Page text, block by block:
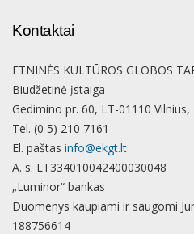
Kontaktai
ETNINĖS KULTŪROS GLOBOS
Biudžetinė įstaiga
Gedimino pr. 60, LT-01110 Vilnius,
Tel. (0 5) 210 7161
El. paštas info@ekgt.lt
A. s. LT334010042400030048
„Luminor“ bankas
Duomenys kaupiami ir saugomi
188756614